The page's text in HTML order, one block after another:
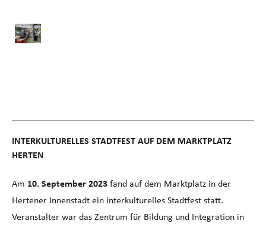
INTERKULTURELLES STADTFEST AUF DEM MARKTPLATZ
HERTEN
Am 10. September 2023 fand auf dem Marktplatz in der
Hertener Innenstadt ein interkulturelles Stadtfest statt.
Veranstalter war das Zentrum für Bildung und Integration in